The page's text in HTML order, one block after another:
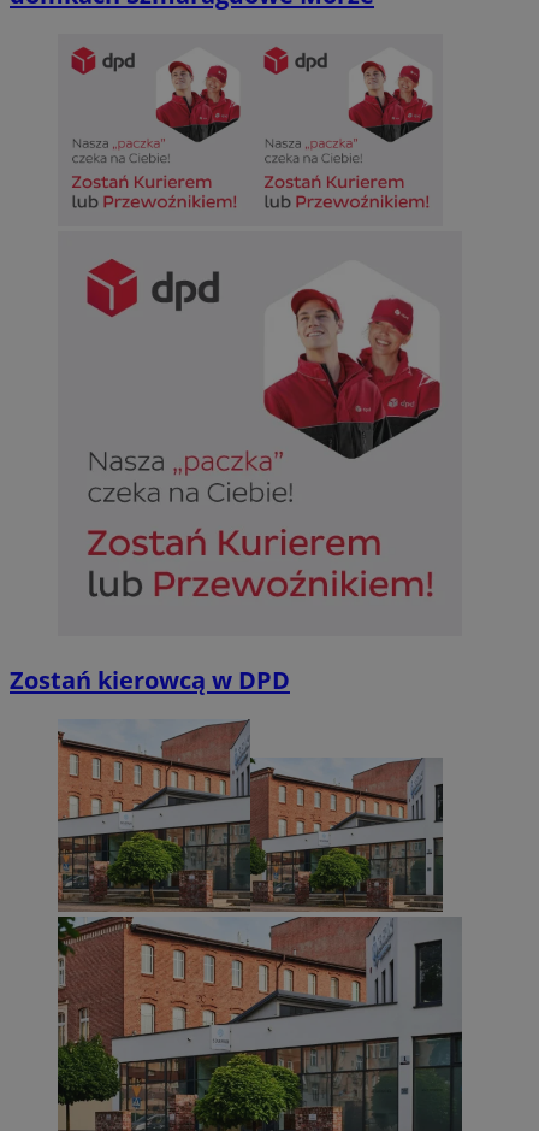
Zostań kierowcą w DPD